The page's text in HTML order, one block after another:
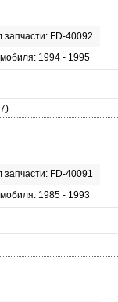
запчасти: FD-40092
1994 - 1995
запчасти: FD-40091
1985 - 1993